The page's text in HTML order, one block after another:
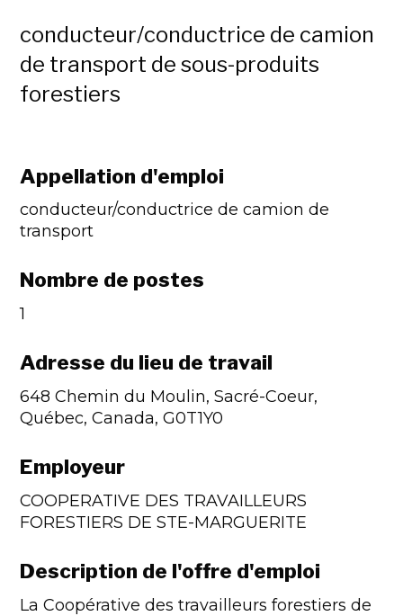
conducteur/conductrice de camion
de transport de sous-produits
forestiers
Appellation d'emploi
conducteur/conductrice de camion de
transport
Nombre de postes
1
Adresse du lieu de travail
648 Chemin du Moulin, Sacré-Coeur,
Québec, Canada, G0T1Y0
Employeur
COOPERATIVE DES TRAVAILLEURS
FORESTIERS DE STE-MARGUERITE
Description de l'offre d'emploi
La Coopérative des travailleurs forestiers de